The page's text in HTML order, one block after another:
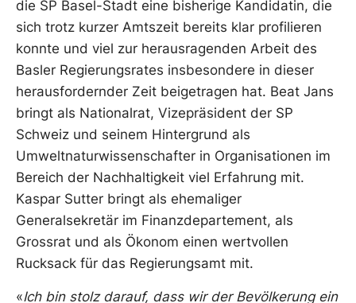
die SP Basel-Stadt eine bisherige Kandidatin, die
sich trotz kurzer Amtszeit bereits klar profilieren
konnte und viel zur herausragenden Arbeit des
Basler Regierungsrates insbesondere in dieser
herausfordernder Zeit beigetragen hat. Beat Jans
bringt als Nationalrat, Vizepräsident der SP
Schweiz und seinem Hintergrund als
Umweltnaturwissenschafter in Organisationen im
Bereich der Nachhaltigkeit viel Erfahrung mit.
Kaspar Sutter bringt als ehemaliger
Generalsekretär im Finanzdepartement, als
Grossrat und als Ökonom einen wertvollen
Rucksack für das Regierungsamt mit.
«Ich bin stolz darauf, dass wir der Bevölkerung ein